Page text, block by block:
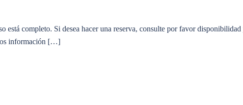
completo. Si desea hacer una reserva, consulte por favor
información […]